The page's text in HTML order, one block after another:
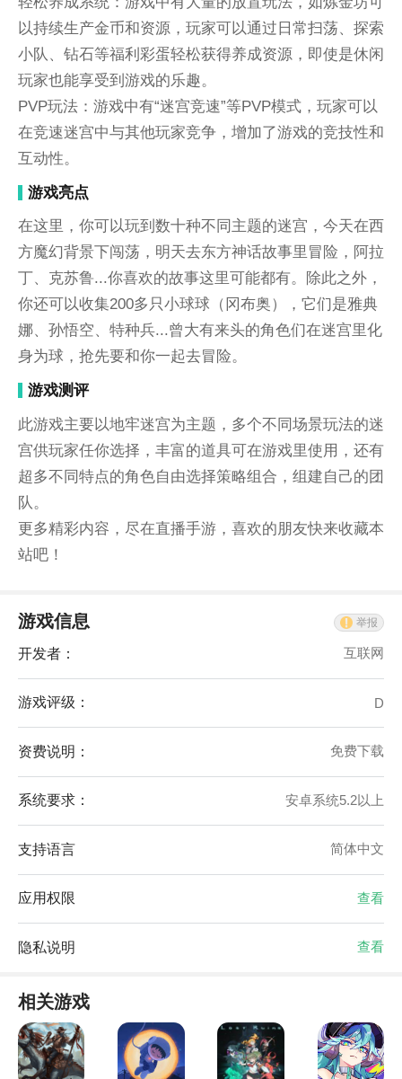
以持续生产金币和资源，玩家可以通过日常扫荡、探索
小队、钻石等福利彩蛋轻松获得养成资源，即使是休闲
玩家也能享受到游戏的乐趣。
PVP玩法：游戏中有“迷宫竞速”等PVP模式，玩家可以
在竞速迷宫中与其他玩家竞争，增加了游戏的竞技性和
互动性。
游戏亮点
在这里，你可以玩到数十种不同主题的迷宫，今天在西
方魔幻背景下闯荡，明天去东方神话故事里冒险，阿拉
丁、克苏鲁...你喜欢的故事这里可能都有。除此之外，
你还可以收集200多只小球球（冈布奥），它们是雅典
娜、孙悟空、特种兵...曾大有来头的角色们在迷宫里化
身为球，抢先要和你一起去冒险。
游戏测评
此游戏主要以地牢迷宫为主题，多个不同场景玩法的迷
宫供玩家任你选择，丰富的道具可在游戏里使用，还有
超多不同特点的角色自由选择策略组合，组建自己的团
队。
更多精彩内容，尽在直播手游，喜欢的朋友快来收藏本
站吧！
游戏信息 举报
开发者： 互联网
游戏评级： D
资费说明： 免费下载
系统要求： 安卓系统5.2以上
支持语言 简体中文
应用权限 查看
隐私说明 查看
相关游戏